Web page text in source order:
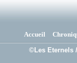
Accueil
©Les Eternels